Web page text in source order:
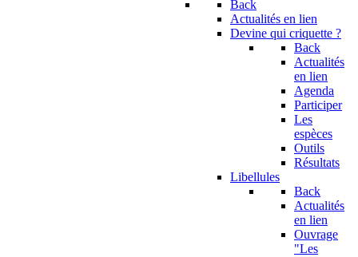
Back
Actualités en lien
Devine qui criquette ?
Back
Actualités
en lien
Agenda
Participer
Les
espèces
Outils
Résultats
Libellules
Back
Actualités
en lien
Ouvrage
"Les